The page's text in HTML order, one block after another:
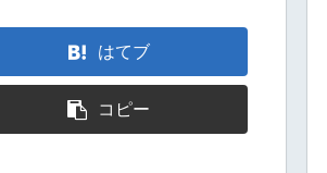
はてブ
コピー